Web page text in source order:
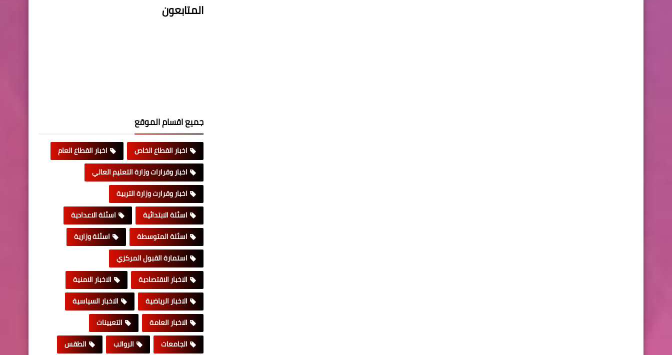
المتابعون
جميع اقسام الموقع
اخبار القطاع الخاص
اخبار القطاع العام
اخبار وقرارات وزارة التعليم العالي
اخبار وقرارت وزارة التربية
اسئلة الابتدائية
اسئلة الاعدادية
اسئلة المتوسطة
اسئلة وزارية
استمارة القبول المركزي
الاخبار الاقتصادية
الاخبار الامنية
الاخبار الرياضية
الاخبار السياسية
الاخبار العامة
التعيينات
الجامعات
الرواتب الطقس